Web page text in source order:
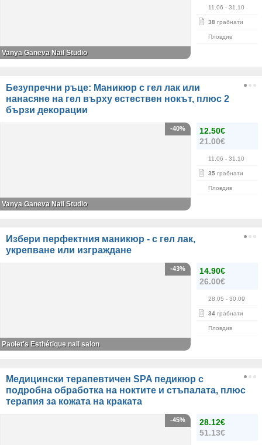
11.06 - 31.10
38 грабнати
Пловдив
Vanya Ganeva Nail Studio
Безупречни ръце: Маникюр с гел лак или
нанасяне на гел върху естествен нокът, плюс 2
бързи декорации
12.50€
21.00€
11.06 - 31.10
35 грабнати
Пловдив
-40%
Vanya Ganeva Nail Studio
Избери перфектния маникюр - с гел лак,
укрепване или изграждане
14.90€
26.00€
28.05 - 30.09
34 грабнати
Пловдив
-43%
Paolet's Esthétique nail salon
Медицински терапевтичен SPA педикюр с
подробна обработка на ноктите и стъпалата, плюс
терапия за кожата на краката
28.12€
51.13€
-45%